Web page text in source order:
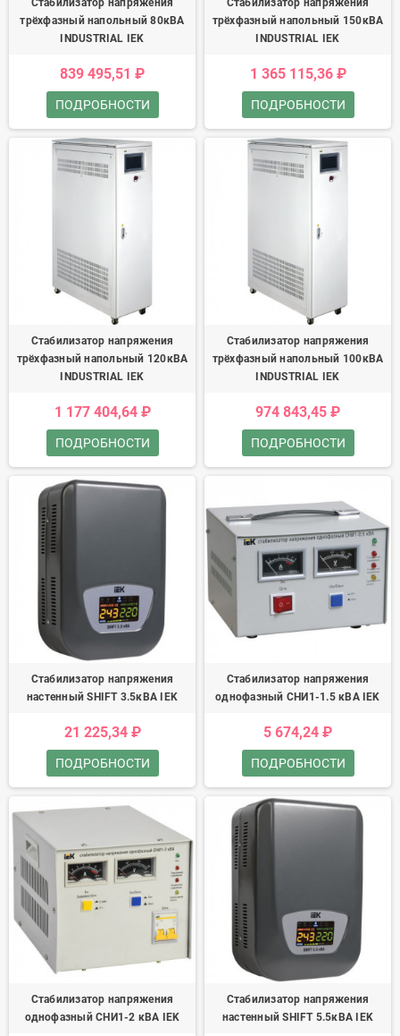
трёхфазный напольный 80кВА
INDUSTRIAL IEK
839 495,51 ₽
ПОДРОБНОСТИ
трёхфазный напольный 150кВА
INDUSTRIAL IEK
1 365 115,36 ₽
ПОДРОБНОСТИ
Стабилизатор напряжения
трёхфазный напольный 120кВА
INDUSTRIAL IEK
1 177 404,64 ₽
ПОДРОБНОСТИ
Стабилизатор напряжения
трёхфазный напольный 100кВА
INDUSTRIAL IEK
974 843,45 ₽
ПОДРОБНОСТИ
Стабилизатор напряжения
настенный SHIFT 3.5кВА IEK
21 225,34 ₽
ПОДРОБНОСТИ
Стабилизатор напряжения
однофазный СНИ1-1.5 кВА IEK
5 674,24 ₽
ПОДРОБНОСТИ
Стабилизатор напряжения
однофазный СНИ1-2 кВА IEK
Стабилизатор напряжения
настенный SHIFT 5.5кВА IEK